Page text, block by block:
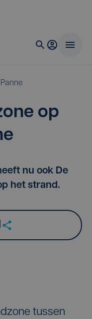
op
nu ook De
het strand.
tussen